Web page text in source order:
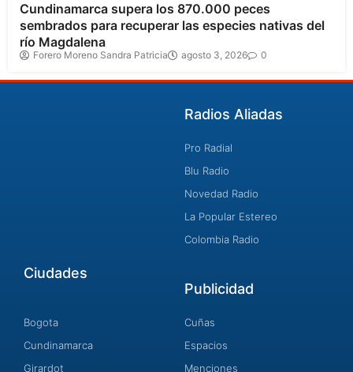
Cundinamarca supera los 870.000 peces
sembrados para recuperar las especies nativas del
río Magdalena
Forero Moreno Sandra Patricia agosto 3, 2026 0
Radios Aliadas
Pro Radial
Blu Radio
Novedad Radio
La Popular Estereo
Colombia Radio
Ciudades
Bogota
Cundinamarca
Girardot
Publicidad
Cuñas
Espacios
Menciones